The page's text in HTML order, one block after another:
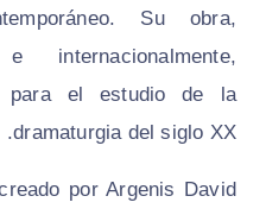
Su obra,
internacionalmente,
para el estudio de la
dramaturgia del siglo XX.
por Argenis David